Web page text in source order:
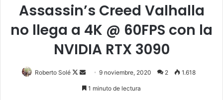
Assassin’s Creed Valhalla
no llega a 4K @ 60FPS con la
NVIDIA RTX 3090
Roberto Solé
Follow
on
Send
an
9 noviembre, 2020 2 1.618
1 minuto de lectura